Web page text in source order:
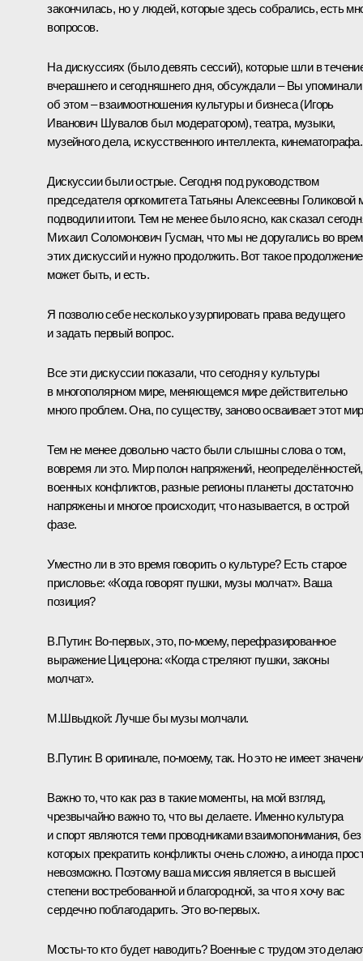
закончилась, но у людей, которые здесь собрались, есть
вопросов.
На дискуссиях (было девять сессий), которые шли в
вчерашнего и сегодняшнего дня, обсуждали – Вы упоминали
об этом – взаимоотношения культуры и бизнеса (Игорь
Иванович Шуваловбыл модератором), театра, музыки,
музейного дела, искусственного интеллекта, кинематографа.
Дискуссии были острые. Сегодня под руководством
председателя оргкомитета Татьяны Алексеевны Голиковой
подводили итоги. Тем не менее было ясно, как сказал
Михаил Соломонович Гусман, что мы не доругались во
этих дискуссий и нужно продолжить. Вот такое
может быть, и есть.
Я позволю себе несколько узурпировать права ведущего
и задать первый вопрос.
Все эти дискуссии показали, что сегодня у культуры
в многополярном мире, меняющемся мире действительно
много проблем. Она, по существу, заново осваивает этот
Тем не менее довольно часто были слышны слова о том,
вовремя ли это. Мир полон напряжений, неопределённостей,
военных конфликтов, разные регионы планеты достаточно
напряжены и многое происходит, что называется, в острой
фазе.
Уместно ли в это время говорить о культуре? Есть старое
присловье: «Когда говорят пушки, музы молчат». Ваша
позиция?
В.Путин: Во-первых, это, по-моему, перефразированное
выражение Цицерона: «Когда стреляют пушки, законы
молчат».
М.Швыдкой: Лучше бы музы молчали.
В.Путин: В оригинале, по-моему, так. Но это не имеет
Важно то, что как раз в такие моменты, на мой взгляд,
чрезвычайно важно то, что вы делаете. Именно культура
и спорт являются теми проводниками взаимопонимания, без
которых прекратить конфликты очень сложно, а иногда
невозможно. Поэтому ваша миссия является в высшей
степени востребованной и благородной, за что я хочу вас
сердечно поблагодарить. Это во-первых.
Мосты-то кто будет наводить? Военные с трудом это